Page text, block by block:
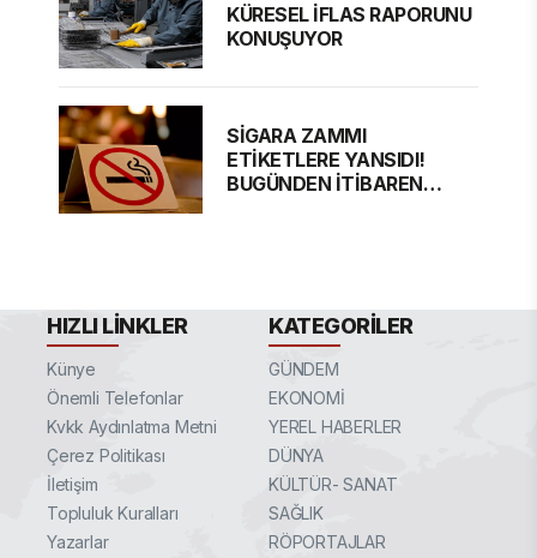
KÜRESEL İFLAS RAPORUNU
KONUŞUYOR
SİGARA ZAMMI
ETİKETLERE YANSIDI!
BUGÜNDEN İTİBAREN
HIZLI LINKLER
Künye
Önemli Telefonlar
Kvkk Aydınlatma Metni
Çerez Politikası
İletişim
Topluluk Kuralları
Yazarlar
KATEGORILER
GÜNDEM
EKONOMİ
YEREL HABERLER
DÜNYA
KÜLTÜR- SANAT
SAĞLIK
RÖPORTAJLAR